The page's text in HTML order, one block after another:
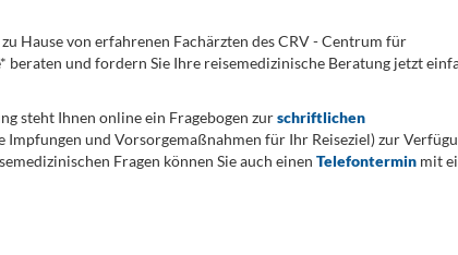
zu Hause von erfahrenen Fachärzten des CRV - Centrum für
beraten und fordern Sie Ihre reisemedizinische Beratung jetzt
steht Ihnen online ein Fragebogen zurschriftlichen
Impfungen und Vorsorgemaßnahmen für Ihr Reiseziel) zur
Fragen können Sie auch einen Telefonterminmit